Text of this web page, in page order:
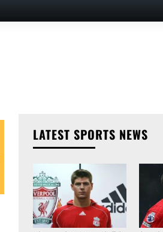
LATEST SPORTS NEWS